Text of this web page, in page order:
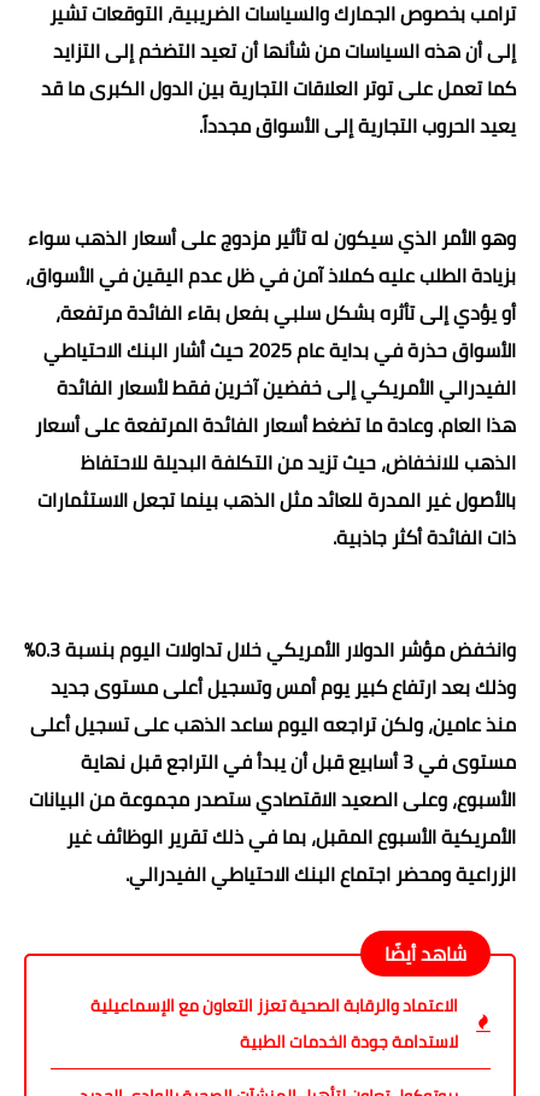
ترامب بخصوص الجمارك والسياسات الضريبية، التوقعات تشير
إلى أن هذه السياسات من شأنها أن تعيد التضخم إلى التزايد
كما تعمل على توتر العلاقات التجارية بين الدول الكبرى ما قد
يعيد الحروب التجارية إلى الأسواق مجدداً.
وهو الأمر الذي سيكون له تأثير مزدوج على أسعار الذهب سواء
بزيادة الطلب عليه كملاذ آمن في ظل عدم اليقين في الأسواق،
أو يؤدي إلى تأثره بشكل سلبي بفعل بقاء الفائدة مرتفعة،
الأسواق حذرة في بداية عام 2025 حيث أشار البنك الاحتياطي
الفيدرالي الأمريكي إلى خفضين آخرين فقط لأسعار الفائدة
هذا العام. وعادة ما تضغط أسعار الفائدة المرتفعة على أسعار
الذهب للانخفاض، حيث تزيد من التكلفة البديلة للاحتفاظ
بالأصول غير المدرة للعائد مثل الذهب بينما تجعل الاستثمارات
ذات الفائدة أكثر جاذبية.
وانخفض مؤشر الدولار الأمريكي خلال تداولات اليوم بنسبة 0.3%
وذلك بعد ارتفاع كبير يوم أمس وتسجيل أعلى مستوى جديد
منذ عامين، ولكن تراجعه اليوم ساعد الذهب على تسجيل أعلى
مستوى في 3 أسابيع قبل أن يبدأ في التراجع قبل نهاية
الأسبوع، وعلى الصعيد الاقتصادي ستصدر مجموعة من البيانات
الأمريكية الأسبوع المقبل، بما في ذلك تقرير الوظائف غير
الزراعية ومحضر اجتماع البنك الاحتياطي الفيدرالي.
شاهد أيضًا
الاعتماد والرقابة الصحية تعزز التعاون مع الإسماعيلية
لاستدامة جودة الخدمات الطبية